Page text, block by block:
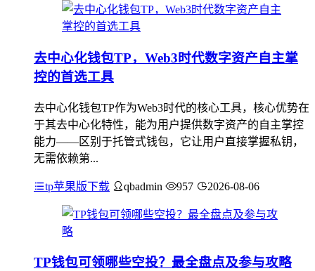
去中心化钱包TP，Web3时代数字资产自主掌
控的首选工具
去中心化钱包TP作为Web3时代的核心工具，核心优势在
于其去中心化特性，能为用户提供数字资产的自主掌控
能力——区别于托管式钱包，它让用户直接掌握私钥，
无需依赖第...
tp苹果版下载 qbadmin 957 2026-08-06
TP钱包可领哪些空投？最全盘点及参与攻略